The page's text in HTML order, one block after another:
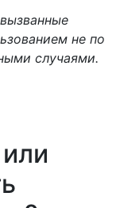
не по
случаями.